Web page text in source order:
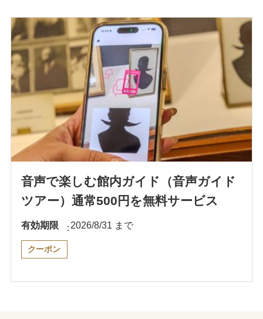
音声で楽しむ館内ガイド（音声ガイド
ツアー）通常500円を無料サービス
有効期限 2026/8/31 まで
クーポン